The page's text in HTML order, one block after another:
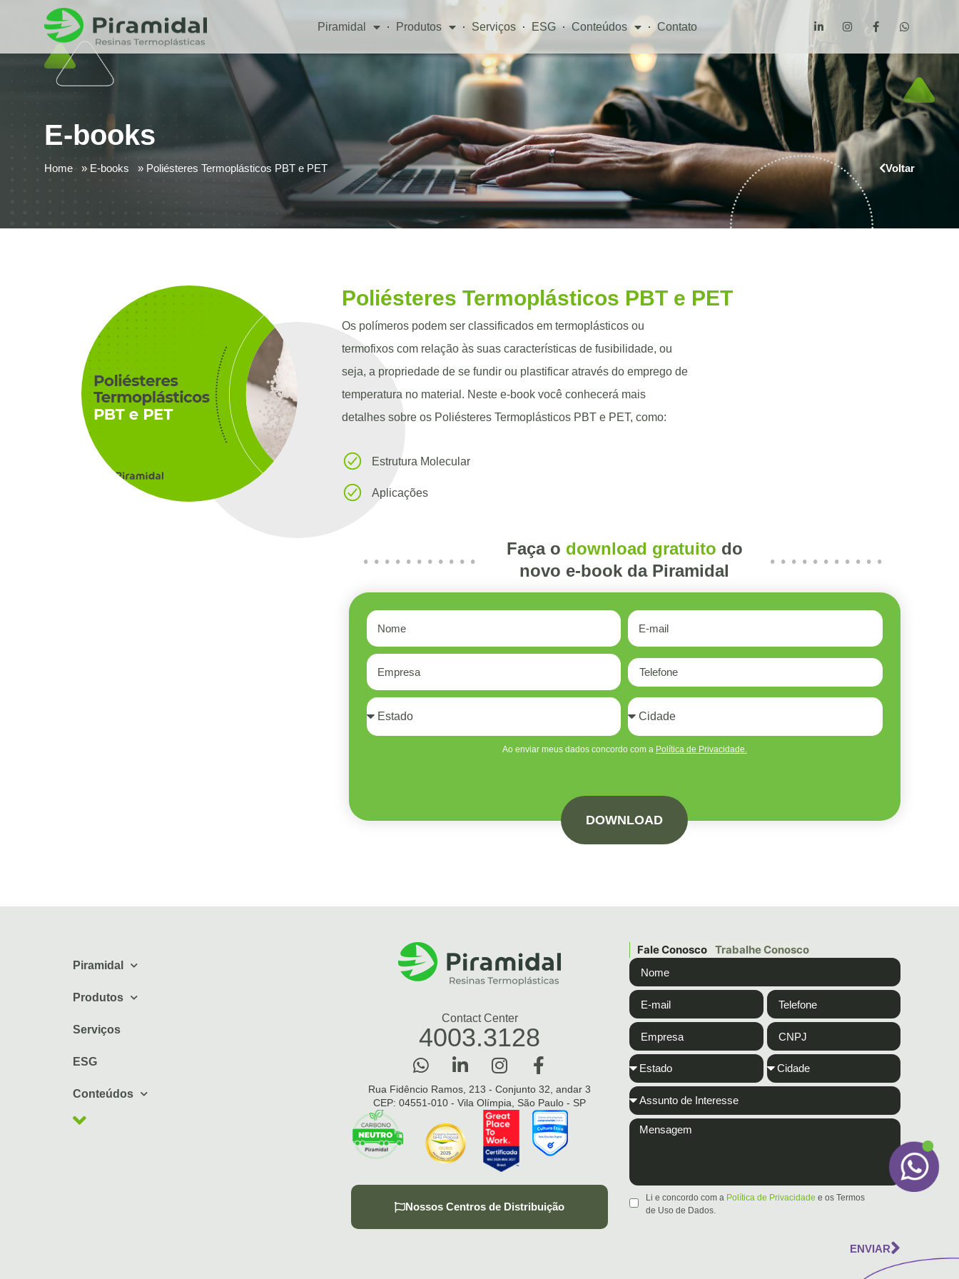
Piramidal Produtos Serviços ESG Conteúdos Contato
E-books
Home E-books Poliésteres Termoplásticos PBT e PET Voltar
Poliésteres Termoplásticos PBT e PET
Os polímeros podem ser classificados em termoplásticos ou
termofixos com relação às suas características de fusibilidade, ou
seja, a propriedade de se fundir ou plastificar através do emprego de
temperatura no material. Neste e-book você conhecerá mais
detalhes sobre os Poliésteres Termoplásticos PBT e PET, como:
Estrutura Molecular
Aplicações
Faça o download gratuito do
novo e-book da Piramidal
Ao enviar meus dados concordo com a Política de Privacidade.
DOWNLOAD
Piramidal
Produtos
Serviços
ESG
Conteúdos
Contact Center
4003.3128
Rua Fidêncio Ramos, 213 - Conjunto 32, andar 3
CEP: 04551-010 - Vila Olímpia, São Paulo - SP
Nossos Centros de Distribuição
Fale Conosco Trabalhe Conosco
Li e concordo com a Política de Privacidade e os Termos
de Uso de Dados.
ENVIAR